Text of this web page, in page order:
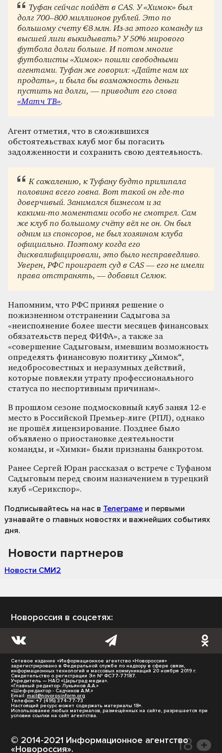
Туфан сейчас пойдёт в CAS. У «Химок» был
долг 700–800 миллионов рублей. Это по
большому счету €8 млн. Из‑за этого команду из
высшей лиги выкидывать? У 50% мирового
футбола долги больше. И потом многие
футболисты «Химок» пошли свободными
агентами. Туфан же говорил: «Дайте нам их
продать», и была бы возможность деньги
пустить на долги, — приводит его слова
«Матч ТВ».
Агент отметил, что в сложившихся
обстоятельствах клуб мог бы погасить
задолженности и сохранить свою деятельность.
К сожалению, к Туфану будто прилипала
половина всего говна. Вот такой он где‑то
доверчивый. Занимался бизнесом и за
какими‑то моментами особо не смотрел. Сам
же клуб по большому счёту вёл не он. Он был
одним из спонсоров, не был хозяином клуба
официально. Поэтому когда его
дисквалифицировали, это было несправедливо.
Уверен, РФС проиграет суд в CAS — его не имели
права отстранять, — добавил Селюк.
Напомним, что РФС принял решение о
пожизненном отстранении Садыгова за
«неисполнение более шести месяцев финансовых
обязательств перед ФИФА», а также за
«совершение Садыговым, имевшим возможность
определять финансовую политику „Химок“,
недобросовестных и неразумных действий,
которые повлекли утрату профессионального
статуса по неспортивным причинам».
В прошлом сезоне подмосковный клуб занял 12-е
место в Российской Премьер-лиге (РПЛ), однако
не прошёл лицензирование. Позднее было
объявлено о приостановке деятельности
команды, и «Химки» были признаны банкротом.
Ранее Сергей Юран рассказал о встрече с Туфаном
Садыговым перед своим назначением в турецкий
клуб «Серикспор».
Подписывайтесь на нас в Телеграме и первыми
узнавайте о главных новостях и важнейших событиях
дня.
Новости партнеров
Новости СМИ2
Новороссия в соцсетях:
Сетевое издание «Информационное агентство «Новороссия»
зарегистрировано в Федеральной службе по надзору в сфере связи,
информационных технологий и массовых коммуникаций 20 ноября 2019 г.
Свидетельство о регистрации Эл № ФС77-77187.
Учредитель — НАО «Царьград медиа».
«Главный редактор- Лукьянов А.А.»
«Шеф-редактор - Садчиков А.М.»
Email: mail@novorosinform.org
Телефон: +7 (495) 374-77-73
Настоящий ресурс может содержать материалы 18+.
Использование любых материалов, размещённых на сайте, разрешается при
условии ссылки на сайт агентства.
© 2014-2021 Информационное агентство
«Новороссия».